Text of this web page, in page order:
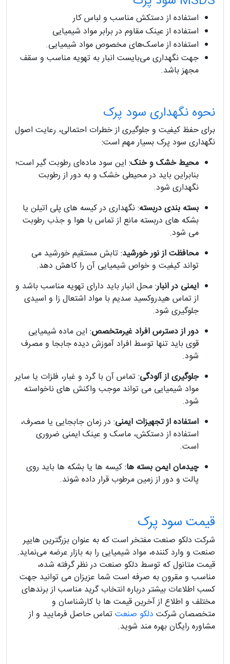
استفاده از دستکش مناسب و لباس کار
استفاده از عینک مقاوم در برابر مواد شیمیایی
استفاده از ماسک‌های مخصوص مواد شیمیایی.
جهت نگهداری می‌بایست انبار به تهویه مناسب و سقف
مجهز باشد.
نحوه نگهداری سود پرک
برای حفظ کیفیت و جلوگیری از خطرات احتمالی، رعایت اصول
نگهداری سود پرک بسیار مهم است:
محیط خشک و خنک: این سود ماده‌ای رطوبت‌ گیر است؛
بنابراین باید در محیطی خشک و به دور از رطوبت
نگهداری شود.
بسته‌ بندی دربسته: نگهداری در کیسه‌ های پلی‌ اتیلن یا
بشکه‌ های دربسته مانع از تماس با هوا و جذب رطوبت
می‌ شود.
محافظت از نور خورشید: تابش مستقیم خورشید می‌
تواند کیفیت و خواص شیمیایی آن را کاهش دهد.
ایمنی در انبار: محل انبار باید دارای تهویه مناسب باشد و
از تماس هیدروکسید سدیم با مواد اشتعال‌ زا و اسیدی
جلوگیری شود.
دور از دسترس افراد غیرمتخصص: این ماده شیمیایی
قوی باید تنها توسط افراد آموزش‌ دیده جابجا و مصرف
شود.
جلوگیری از آلودگی: تماس آن با گرد و غبار، فلزات یا سایر
مواد شیمیایی می‌ تواند موجب واکنش‌ های ناخواسته
شود.
استفاده از تجهیزات ایمنی: در زمان جابجایی یا مصرف،
استفاده از دستکش، ماسک و عینک ایمنی ضروری
است.
چیدمان ایمن بسته‌ ها: کیسه‌ ها یا بشکه‌ ها باید روی
پالت و دور از زمین مرطوب قرار داده شوند.
قیمت سود پرک
شرکت دلکو صنعت مفتخر است که به عنوان بزرگترین هایپر
صنعت و وارد کننده، مواد شیمیایی را به بازار عرضه می‌نماید.
قیمت متانول که توسط دلکو صنعت در نظر گرفته شده،
مناسب و مقرون به صرفه است شما عزیزان می توانید جهت
کسب اطلاعات بیشتر درباره انتخاب گرید مناسب از برندهای
مختلف و اطلاع از آخرین قیمت ها با کارشناسان و
متخصصان شرکت دلکو صنعتتماس حاصل فرمایید و از
مشاوره رایگان بهره مند شوید.